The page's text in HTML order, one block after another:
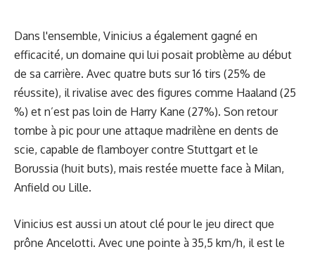
Dans l'ensemble, Vinicius a également gagné en
efficacité, un domaine qui lui posait problème au début
de sa carrière. Avec quatre buts sur 16 tirs (25% de
réussite), il rivalise avec des figures comme Haaland (25
%) et n’est pas loin de Harry Kane (27%). Son retour
tombe à pic pour une attaque madrilène en dents de
scie, capable de flamboyer contre Stuttgart et le
Borussia (huit buts), mais restée muette face à Milan,
Anfield ou Lille.
Vinicius est aussi un atout clé pour le jeu direct que
prône Ancelotti. Avec une pointe à 35,5 km/h, il est le